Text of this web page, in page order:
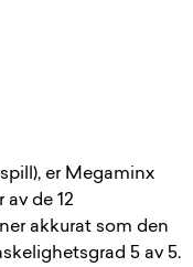
er Megaminx
de 12
akkurat som den
5 av 5.